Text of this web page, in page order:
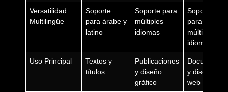
Versatilidad
Multilingüe
Soporte
para árabe y
latino
Soporte para
múltiples
idiomas
Soporte
para
múltiples
idiomas
Uso Principal
Textos y
títulos
Publicaciones
y diseño
gráfico
Documentos
y diseño
web